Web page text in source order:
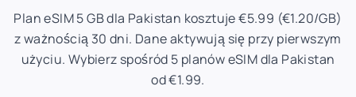
Plan eSIM 5 GB dla Pakistan kosztuje €5.99 (€1.20/GB)
z ważnością 30 dni. Dane aktywują się przy pierwszym
użyciu. Wybierz spośród 5 planów eSIM dla Pakistan
od €1.99.